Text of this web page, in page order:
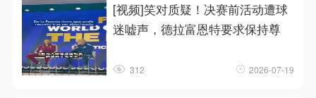
[视频]笑对质疑！决赛前活动遭球
迷嘘声，德拉富恩特要求保持尊
312 2026-07-19